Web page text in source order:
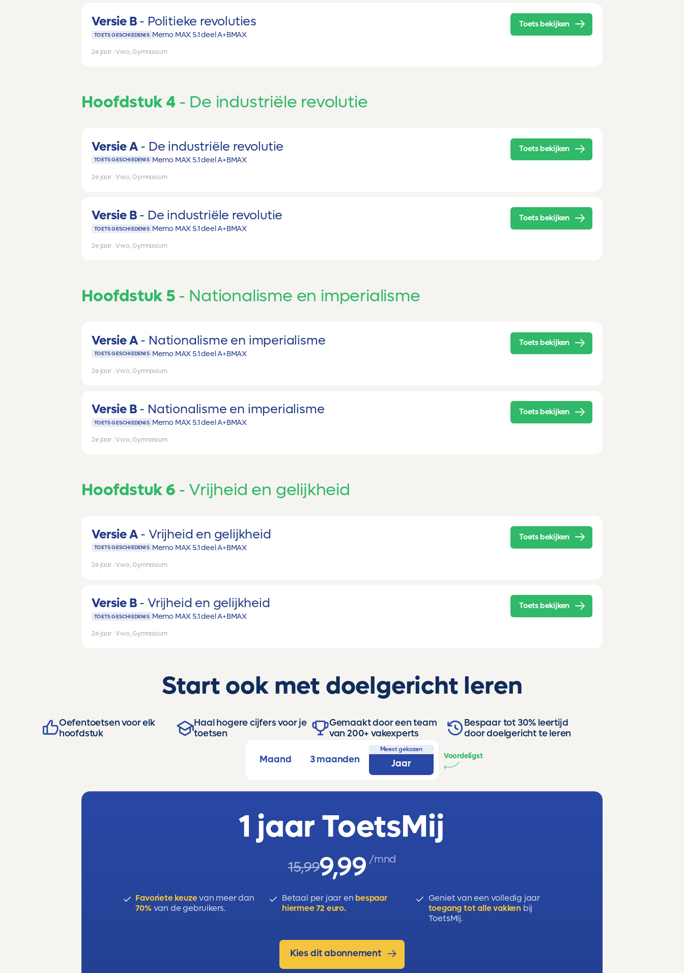
Versie B Politieke revoluties
TOETS GESCHIEDENIS Memo MAX 5.1 deel A+BMAX
2e jaar Vwo, Gymnasium
Toets bekijken
Hoofdstuk 4 De industriële revolutie
Versie A De industriële revolutie
TOETS GESCHIEDENIS Memo MAX 5.1 deel A+BMAX
2e jaar Vwo, Gymnasium
Toets bekijken
Versie B De industriële revolutie
TOETS GESCHIEDENIS Memo MAX 5.1 deel A+BMAX
2e jaar Vwo, Gymnasium
Toets bekijken
Hoofdstuk 5 Nationalisme en imperialisme
Versie A Nationalisme en imperialisme
TOETS GESCHIEDENIS Memo MAX 5.1 deel A+BMAX
2e jaar Vwo, Gymnasium
Toets bekijken
Versie B Nationalisme en imperialisme
TOETS GESCHIEDENIS Memo MAX 5.1 deel A+BMAX
2e jaar Vwo, Gymnasium
Toets bekijken
Hoofdstuk 6 Vrijheid en gelijkheid
Versie A Vrijheid en gelijkheid
TOETS GESCHIEDENIS Memo MAX 5.1 deel A+BMAX
2e jaar Vwo, Gymnasium
Toets bekijken
Versie B Vrijheid en gelijkheid
TOETS GESCHIEDENIS Memo MAX 5.1 deel A+BMAX
2e jaar Vwo, Gymnasium
Toets bekijken
Start ook met doelgericht leren
Oefentoetsen voor elk
hoofdstuk
Haal hogere cijfers voor je
toetsen
Gemaakt door een team
van 200+ vakexperts
Bespaar tot 30% leertijd
door doelgericht te leren
Maand 3 maanden
Meest gekozen
Jaar
Voordeligst
1 jaar ToetsMij
15,999,99 /mnd
Favoriete keuzevan meer dan
70%van de gebruikers.
Betaal per jaar en bespaar
hiermee 72 euro.
Geniet van een volledig jaar
toegang tot alle vakken bij
ToetsMij.
Kies dit abonnement